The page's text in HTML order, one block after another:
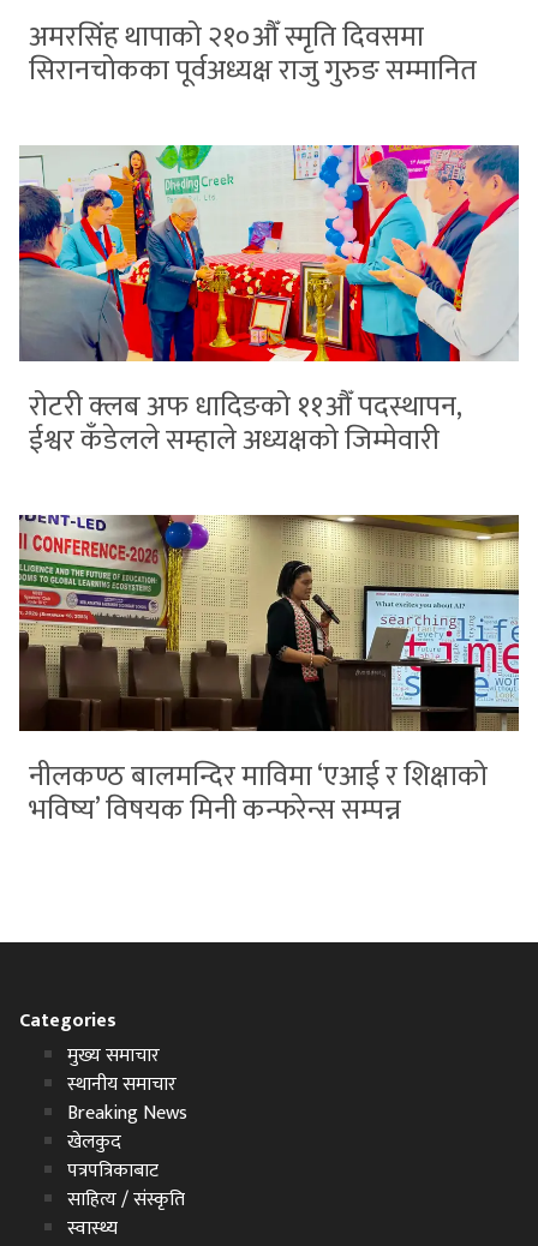
अमरसिंह थापाको २१०औँ स्मृति दिवसमा
सिरानचोकका पूर्वअध्यक्ष राजु गुरुङ सम्मानित
रोटरी क्लब अफ धादिङको ११औँ पदस्थापन,
ईश्वर कँडेलले सम्हाले अध्यक्षको जिम्मेवारी
नीलकण्ठ बालमन्दिर माविमा ‘एआई र शिक्षाको
भविष्य’ विषयक मिनी कन्फरेन्स सम्पन्न
Categories
मुख्य समाचार
स्थानीय समाचार
Breaking News
खेलकुद
पत्रपत्रिकाबाट
साहित्य / संस्कृति
स्वास्थ्य